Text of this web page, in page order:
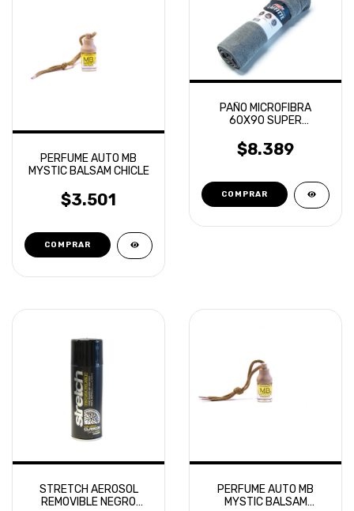
PERFUME AUTO MB
MYSTIC BALSAM CHICLE
$3.501
PAÑO MICROFIBRA
60X90 SUPER
$8.389
STRETCH AEROSOL
REMOVIBLE NEGRO
PERFUME AUTO MB
MYSTIC BALSAM